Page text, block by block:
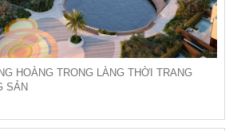
HOÀNG TRONG LÀNG THỜI TRANG
SẢN